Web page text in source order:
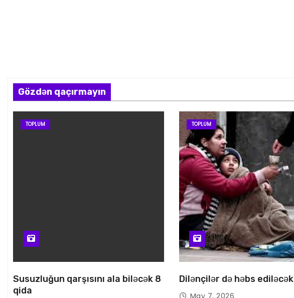
Gözdən qaçırmayın
TOPLUM
Susuzluğun qarşısını ala biləcək 8
qida
TOPLUM
Dilənçilər də həbs ediləcək
May 7, 2026